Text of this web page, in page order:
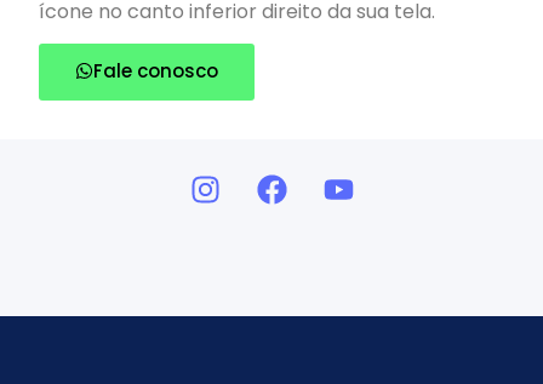
ícone no canto inferior direito da sua tela.
Fale conosco